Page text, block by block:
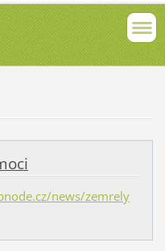
news/zemrely